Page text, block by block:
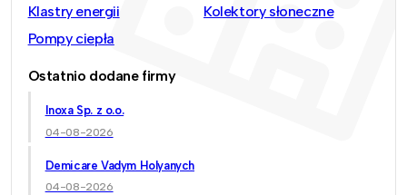
Klastry energii
Kolektory słoneczne
Pompy ciepła
Ostatnio dodane firmy
Inoxa Sp. z o.o.
04-08-2026
Demicare Vadym Holyanych
04-08-2026